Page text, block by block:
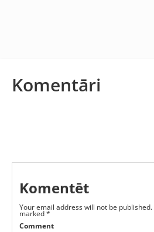
Komentāri
Komentēt
Your email address will not be published.
marked*
Comment